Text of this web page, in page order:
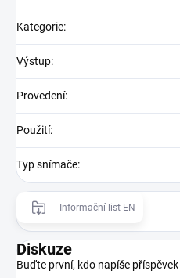
Kategorie:
Výstup:
Provedení:
Použití:
Typ snímače:
Informační list EN
Diskuze
Buďte první, kdo napíše